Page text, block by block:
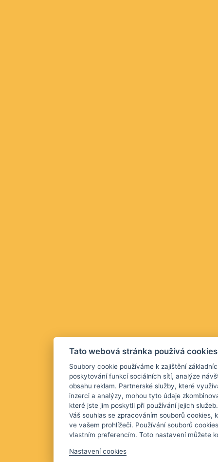
Tato webová stránka používá cookies
Soubory cookie používáme k zajištění
poskytování funkcí sociálních sítí, analýze
obsahu reklam. Partnerské služby, které
inzerci a analýzy, mohou tyto údaje
které jste jim poskytli při používání jejich
Váš souhlas se zpracováním souborů cookies,
ve vašem prohlížeči. Používání souborů
vlastním preferencím. Toto nastavení můžete
Nastavení cookies